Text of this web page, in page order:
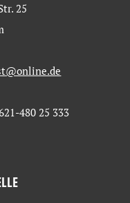
25
480 25 333